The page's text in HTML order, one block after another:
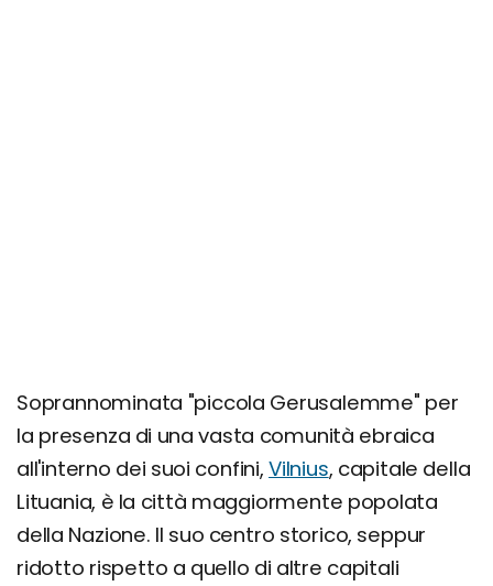
Soprannominata "piccola Gerusalemme" per
la presenza di una vasta comunità ebraica
all'interno dei suoi confini,Vilnius, capitale della
Lituania, è la città maggiormente popolata
della Nazione. Il suo centro storico, seppur
ridotto rispetto a quello di altre capitali